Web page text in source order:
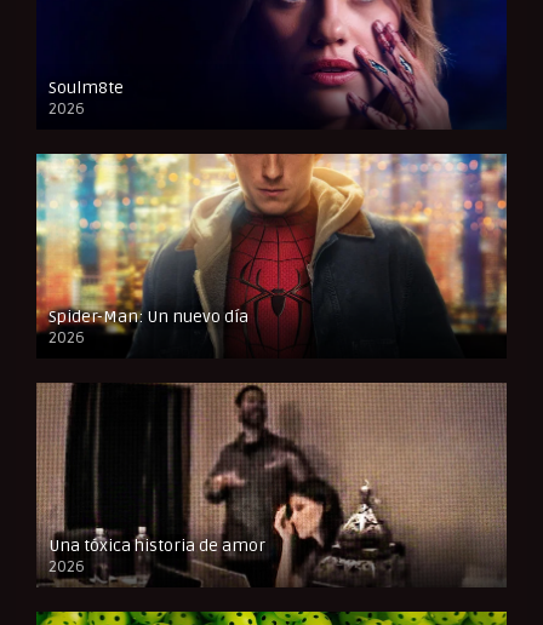
Soulm8te
2026
FULL HD
Spider-Man: Un nuevo día
2026
CAM
Una tóxica historia de amor
2026
FULL HD